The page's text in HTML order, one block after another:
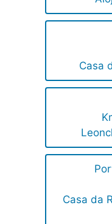
Casa
Casa da